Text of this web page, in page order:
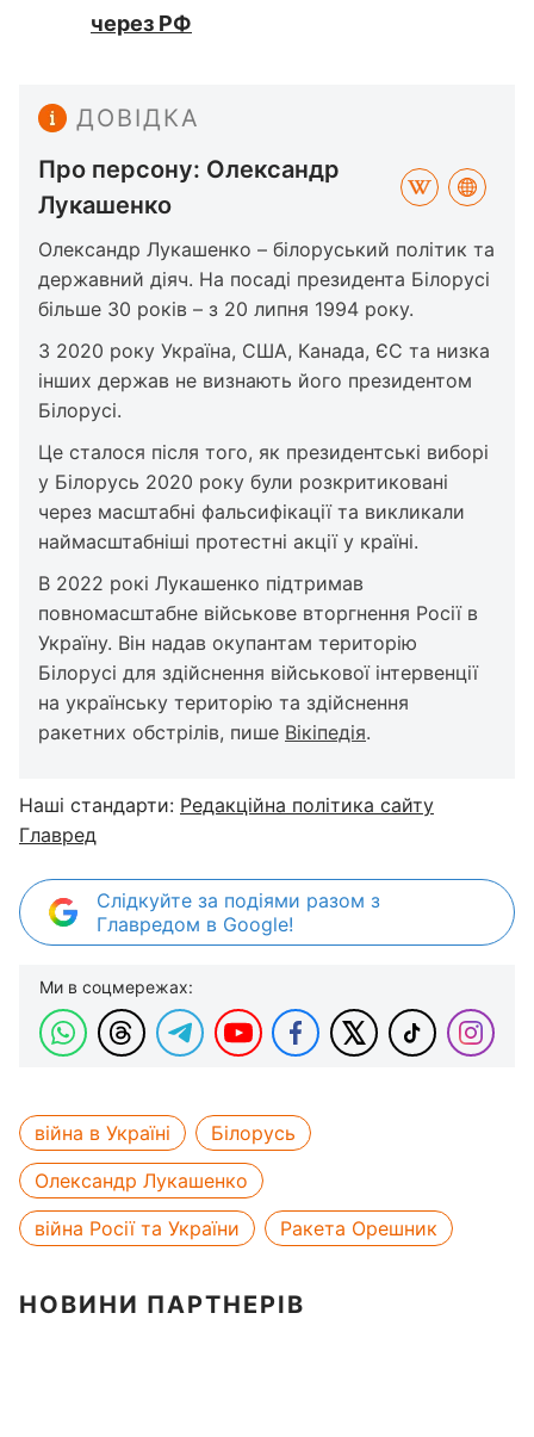
через РФ
ДОВІДКА
Про персону: Олександр
Лукашенко
Олександр Лукашенко – білоруський політик та
державний діяч. На посаді президента Білорусі
більше 30 років – з 20 липня 1994 року.
З 2020 року Україна, США, Канада, ЄС та низка
інших держав не визнають його президентом
Білорусі.
Це сталося після того, як президентські виборі
у Білорусь 2020 року були розкритиковані
через масштабні фальсифікації та викликали
наймасштабніші протестні акції у країні.
В 2022 рокі Лукашенко підтримав
повномасштабне військове вторгнення Росії в
Україну. Він надав окупантам територію
Білорусі для здійснення військової інтервенції
на українську територію та здійснення
ракетних обстрілів, пише Вікіпедія.
Наші стандарти: Редакційна політика сайту
Главред
Слідкуйте за подіями разом з
Главредом в Google!
Ми в соцмережах:
війна в Україні
Білорусь
Олександр Лукашенко
війна Росії та України
Ракета Орешник
НОВИНИ ПАРТНЕРІВ